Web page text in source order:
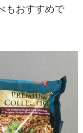
もおすすめで